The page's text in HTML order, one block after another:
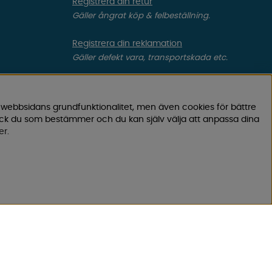
Registrera din retur
Gäller ångrat köp & felbeställning.
Registrera din reklamation
Gäller defekt vara, transportskada etc.
grundfunktionalitet, men även cookies för bättre
du som bestämmer och du kan själv välja att anpassa dina
.